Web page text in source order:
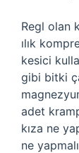
Regl olan
ılık
kesici
gibi bitki
adet
kıza ne
ne